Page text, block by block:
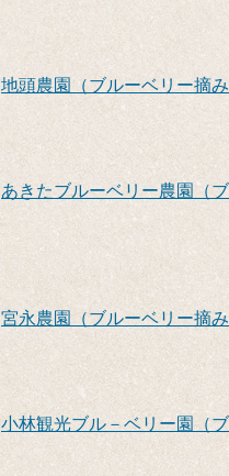
地頭農園（ブルーベリー摘み
あきたブルーベリー農園（
宮永農園（ブルーベリー摘み
小林観光ブル－ベリー園（